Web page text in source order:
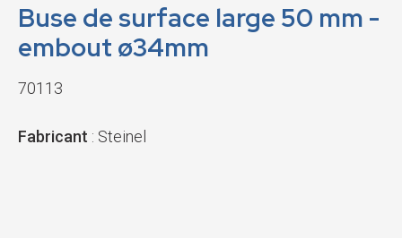
Buse de surface large 50 mm -
embout ø34mm
70113
Fabricant : Steinel